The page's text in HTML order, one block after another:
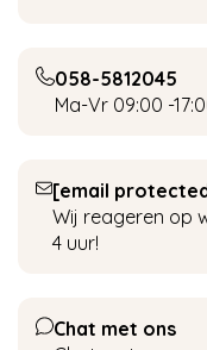
058-5812045
Ma-Vr 09:00 -
[email
Wij reageren op
4 uur!
Chat met ons